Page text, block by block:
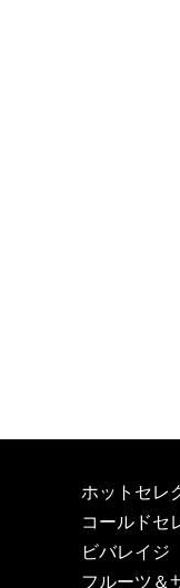
ホットセレ
コールドセ
ビバレイジ
フルーツ＆